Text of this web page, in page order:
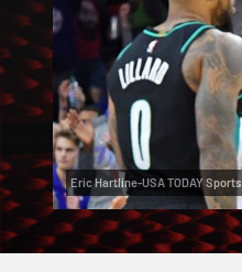
Eric Hartline-USA TODAY Sports